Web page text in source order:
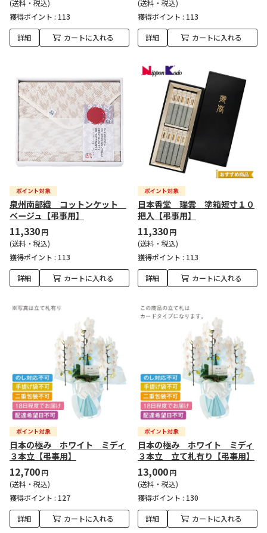
(送料・税込)
獲得ポイント : 113
詳細 カートに入れる
(送料・税込)
獲得ポイント : 113
詳細 カートに入れる
泉州南部織 コットンケット
ベージュ【弔事用】
11,330円
(送料・税込)
獲得ポイント : 113
詳細 カートに入れる
日本香堂 瑞雲 塗箱短寸１０
把入【弔事用】
11,330円
(送料・税込)
獲得ポイント : 113
詳細 カートに入れる
日本の極み ホワイト ミディ
３本立【弔事用】
12,700円
(送料・税込)
獲得ポイント : 127
詳細 カートに入れる
日本の極み ホワイト ミディ
３本立 立て札有り【弔事用】
13,000円
(送料・税込)
獲得ポイント : 130
詳細 カートに入れる